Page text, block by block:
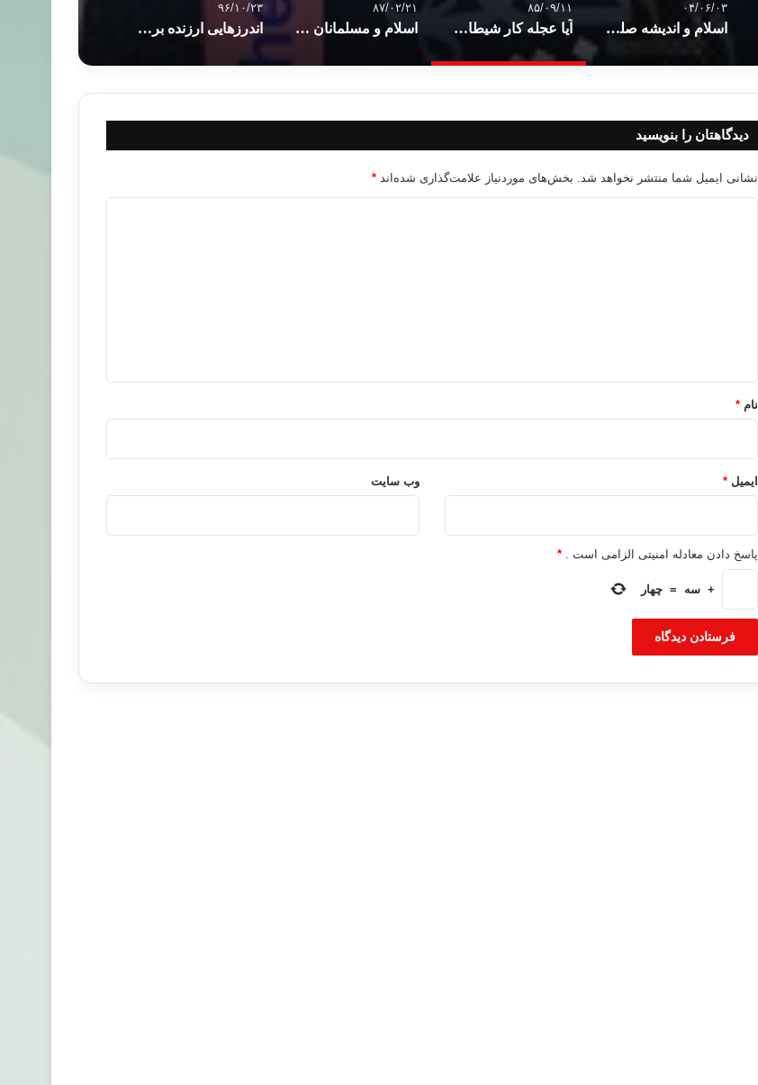
۰۴/۰۶/۰۳
اسلام و اندیشه صلح جهانی نزد سید قطب
۸۵/۰۹/۱۱
آیا عجله کار شیطان است ؟!
۸۷/۰۲/۲۱
اسلام و مسلمانان در آمريكا
۹۶/۱۰/۲۳
اندرزهایی ارزنده برای لذت بردن از زندگی
دیدگاهتان را بنویسید
نشانی ایمیل شما منتشر نخواهد شد. بخش‌های موردنیاز علامت‌گذاری شده‌اند *
نام *
ایمیل * وب‌ سایت
پاسخ دادن معادله امنیتی الزامی است . *
+ سه = چهار